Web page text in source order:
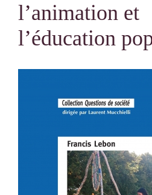
l’animation et
l’éducation